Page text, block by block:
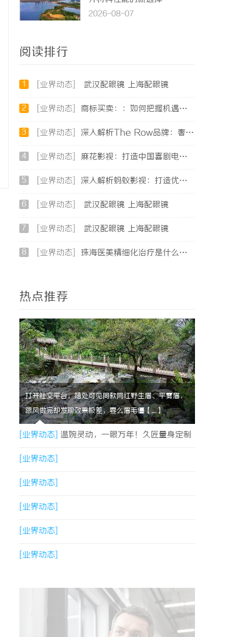
2026-08-07
阅读排行
1 [业界动态] 武汉配眼镜 上海配眼镜
2 [业界动态] 商标买卖：：如何把握机遇与规避风险
3 [业界动态] 深入解析The Row品牌：奢华时尚的典范与设计哲学
4 [业界动态] 麻花影视：打造中国喜剧电影的新标杆与文化现象
5 [业界动态] 深入解析蚂蚁影视：打造优质影视资源新平台
6 [业界动态] 武汉配眼镜 上海配眼镜
7 [业界动态] 武汉配眼镜 上海配眼镜
8 [业界动态] 珠海医美精细化治疗是什么？珠海专业医美机构筛选标准科普
热点推荐
打开社交平台，随处可见同款网红野生眉、平雾眉，
跟风做完却发现效果极差，要么眉毛僵【....】
[业界动态] 温婉灵动，一眼万年！久匠量身定制
的眉眼唇，才是你整张脸的点睛之笔！淡颜系女
生的气质加分项
[业界动态]
[业界动态]
[业界动态]
[业界动态]
[业界动态]